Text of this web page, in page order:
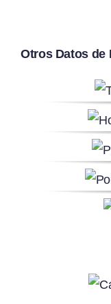
Otros Datos de